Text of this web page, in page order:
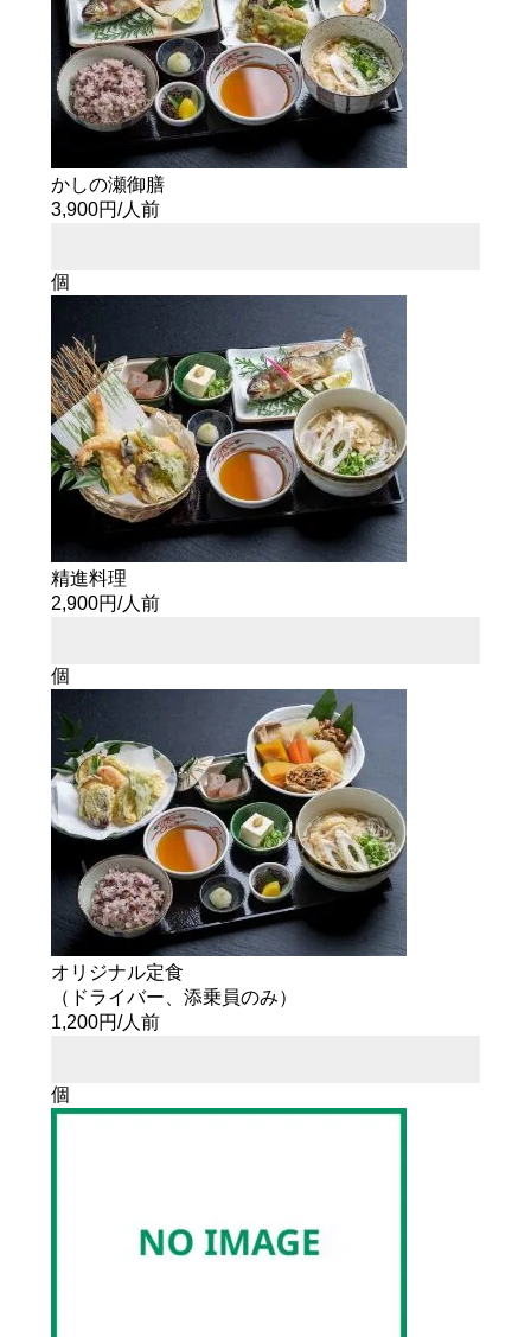
かしの瀬御膳
3,900円/人前
個
精進料理
2,900円/人前
個
オリジナル定食
（ドライバー、 添乗員のみ）
1,200円/人前
個